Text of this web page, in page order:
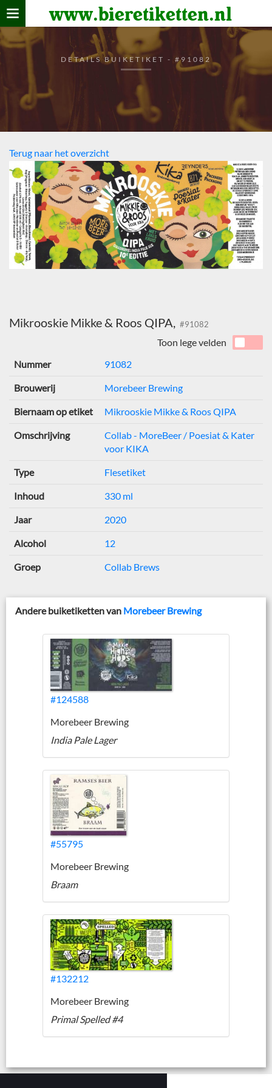
www.bieretiketten.nl
Home
verzamelen
De bierkaart
Bezoekers
DETAILS BUIKETIKET - #91082
Terug naar het overzicht
Mikrooskie Mikke & Roos QIPA, #91082
Toon lege velden
Nummer
91082
Brouwerij Morebeer Brewing
Biernaam op etiket Mikrooskie Mikke & Roos QIPA
Omschrijving
Collab - MoreBeer / Poesiat & Kater
voor KIKA
Type Flesetiket
Inhoud 330 ml
Jaar 2020
Alcohol 12
Groep Collab Brews
Andere buiketiketten van Morebeer Brewing
#124588
Morebeer Brewing
India Pale Lager
#55795
Morebeer Brewing
Braam
#132212
Morebeer Brewing
Primal Spelled #4